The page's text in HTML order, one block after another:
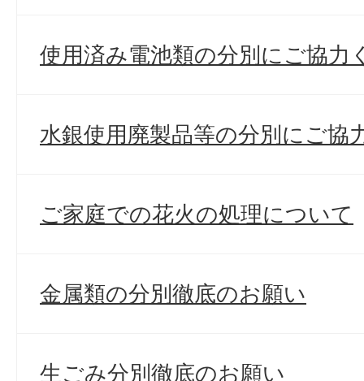
使用済み電池類の分別にご協力
水銀使用廃製品等の分別にご協
ご家庭での花火の処理について
金属類の分別徹底のお願い
生ごみ分別徹底のお願い